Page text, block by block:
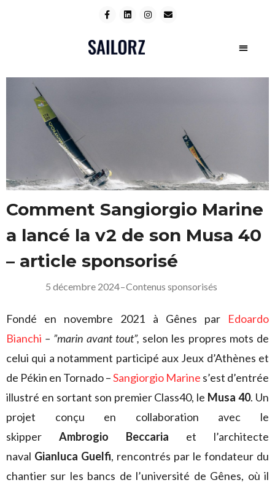
Comment Sangiorgio Marine
a lancé la v2 de son Musa 40
– article sponsorisé
5 décembre 2024–Contenus sponsorisés
Fondé en novembre 2021 à Gênes par Edoardo
Bianchi – ”marin avant tout”, selon les propres mots de
celui qui a notamment participé aux Jeux d’Athènes et
de Pékin en Tornado –Sangiorgio Marine s’est d’entrée
illustré en sortant son premier Class40, le Musa 40. Un
projet conçu en collaboration avec le
skipper Ambrogio Beccaria et l’architecte
naval Gianluca Guelfi, rencontrés par le fondateur du
chantier sur les bancs de l’université de Gênes, où il